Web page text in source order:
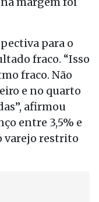
para o
fraco. “Isso
fraco. Não
e no quarto
afirmou
entre 3,5% e
varejo restrito